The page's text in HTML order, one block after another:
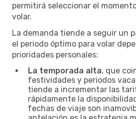
permitirá seleccionar el
volar.
La demanda tiende a seguir un
el periodo óptimo para volar
prioridades personales:
La temporada alta, que
festividades y periodos
tiende a incrementar las
rápidamente la
fechas de viaje son